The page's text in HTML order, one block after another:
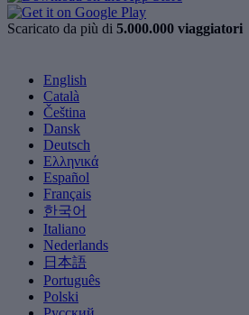
Scaricato da più di 5.000.000 viaggiatori
English
Català
Čeština
Dansk
Deutsch
Ελληνικά
Español
Français
한국어
Italiano
Nederlands
日本語
Português
Polski